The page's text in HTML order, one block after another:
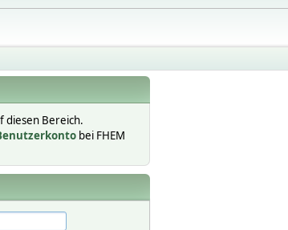
Bereich.
bei FHEM